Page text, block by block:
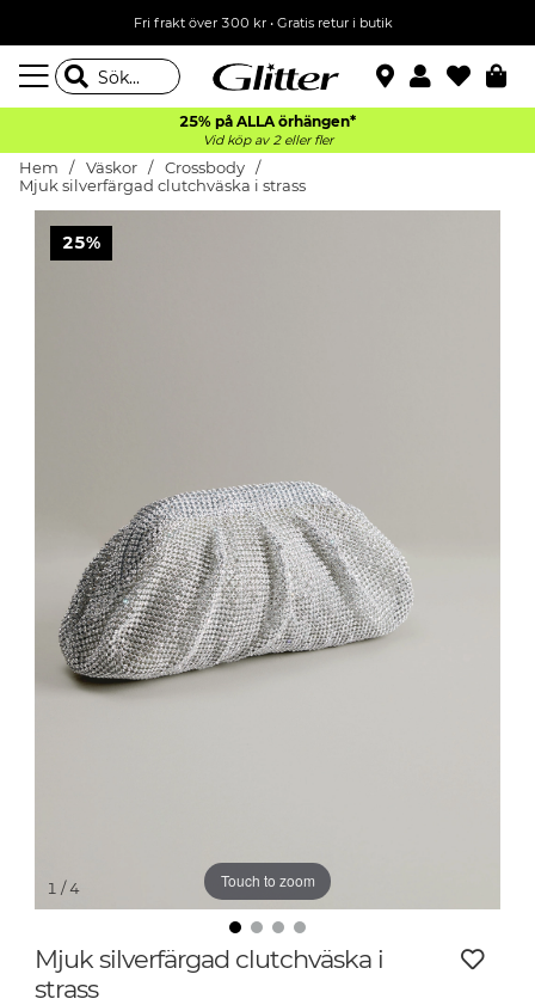
Fri frakt över 300 kr• Gratis retur i butik
25% på ALLA örhängen*
Vid köp av 2 eller fler
Hem Väskor
Crossbody
Mjuk silverfärgad clutchväska i strass
25%
Touch to zoom
1 / 4
Mjuk silverfärgad clutchväska i
strass